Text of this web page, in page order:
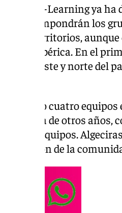
Versus e-Learning ya ha
que compondrán los
por territorios, aunque
ibérica. En el
noroeste y norte del
solo cuatro
diferencia de otros años,
nueve equipos.
de la